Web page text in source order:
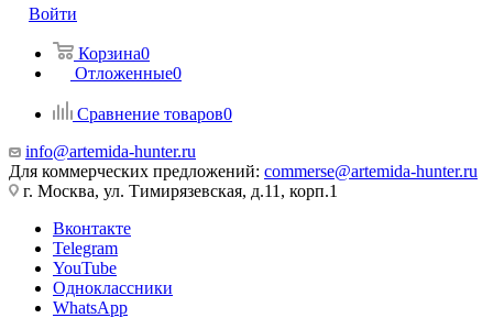
Войти
Корзина0
Отложенные0
Сравнение товаров0
info@artemida-hunter.ru
Для коммерческих предложений: commerse@artemida-hunter.ru
г. Москва, ул. Тимирязевская, д.11, корп.1
Вконтакте
Telegram
YouTube
Одноклассники
WhatsApp